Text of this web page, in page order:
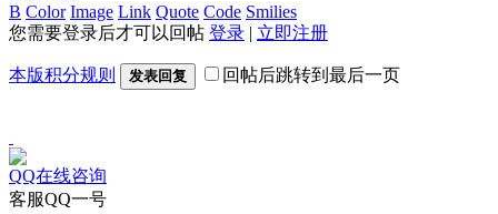
B Color Image Link Quote Code Smilies
您需要登录后才可以回帖 登录 | 立即注册
本版积分规则 发表回复 回帖后跳转到最后一页
QQ在线咨询
客服QQ一号